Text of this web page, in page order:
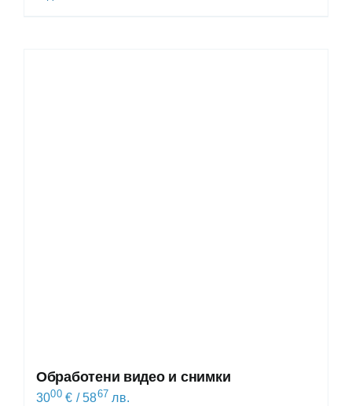
Обработени видео и снимки
3000 € / 5867 лв.